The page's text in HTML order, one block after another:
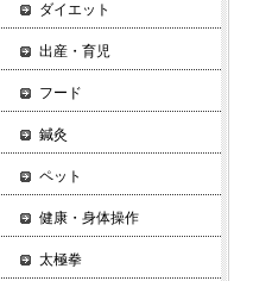
ダイエット
出産・育児
フード
鍼灸
ペット
健康・身体操作
太極拳